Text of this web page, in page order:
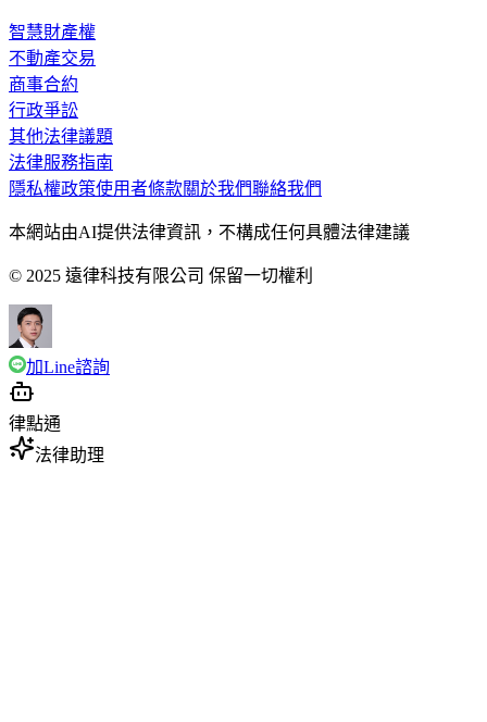
智慧財產權
不動產交易
商事合約
行政爭訟
其他法律議題
法律服務指南
隱私權政策使用者條款關於我們聯絡我們
本網站由AI提供法律資訊，不構成任何具體法律建議
© 2025 遠律科技有限公司 保留一切權利
加Line諮詢
律點通
法律助理